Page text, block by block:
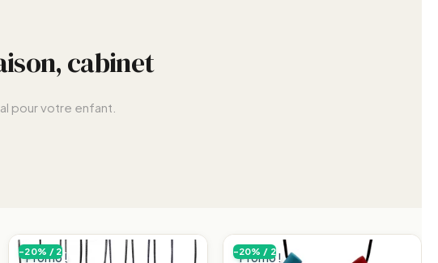
cabinet
pour votre enfant.
-20% / 2
Promo !
-20% / 2
Promo !